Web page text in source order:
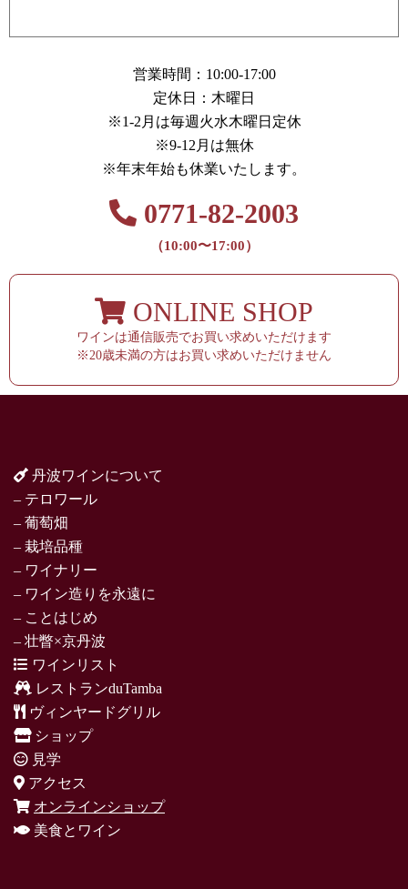
営業時間：10:00-17:00
定休日：木曜日
※1-2月は毎週火水木曜日定休
※9-12月は無休
※年末年始も休業いたします。
0771-82-2003
（10:00〜17:00）
ONLINE SHOP
ワインは通信販売でお買い求めいただけます
※20歳未満の方はお買い求めいただけません
丹波ワインについて
– テロワール
– 葡萄畑
– 栽培品種
– ワイナリー
– ワイン造りを永遠に
– ことはじめ
– 壮瞥×京丹波
ワインリスト
レストランduTamba
ヴィンヤードグリル
ショップ
見学
アクセス
オンラインショップ
美食とワイン